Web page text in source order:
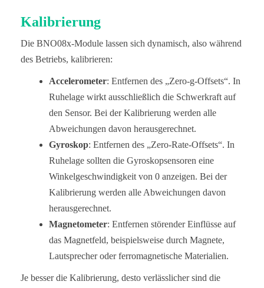
Kalibrierung
Die BNO08x-Module lassen sich dynamisch, also während
des Betriebs, kalibrieren:
Accelerometer: Entfernen des „Zero-g-Offsets“. In
Ruhelage wirkt ausschließlich die Schwerkraft auf
den Sensor. Bei der Kalibrierung werden alle
Abweichungen davon herausgerechnet.
Gyroskop: Entfernen des „Zero-Rate-Offsets“. In
Ruhelage sollten die Gyroskopsensoren eine
Winkelgeschwindigkeit von 0 anzeigen. Bei der
Kalibrierung werden alle Abweichungen davon
herausgerechnet.
Magnetometer: Entfernen störender Einflüsse auf
das Magnetfeld, beispielsweise durch Magnete,
Lautsprecher oder ferromagnetische Materialien.
Je besser die Kalibrierung, desto verlässlicher sind die